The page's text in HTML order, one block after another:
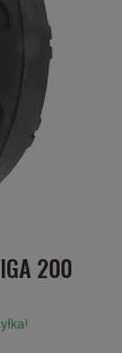
200